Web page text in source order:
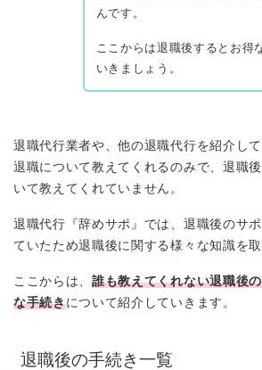
んです。
ここからは退職後するとお得
いきましょう。
退職代行業者や、他の退職代行を紹介し
退職について教えてくれるのみで、退職
いて教えてくれていません。
退職代行『辞めサポ』では、退職後のサ
ていたため退職後に関する様々な知識を取
ここからは、誰も教えてくれない退職後
な手続きについて紹介していきます。
退職後の手続き一覧